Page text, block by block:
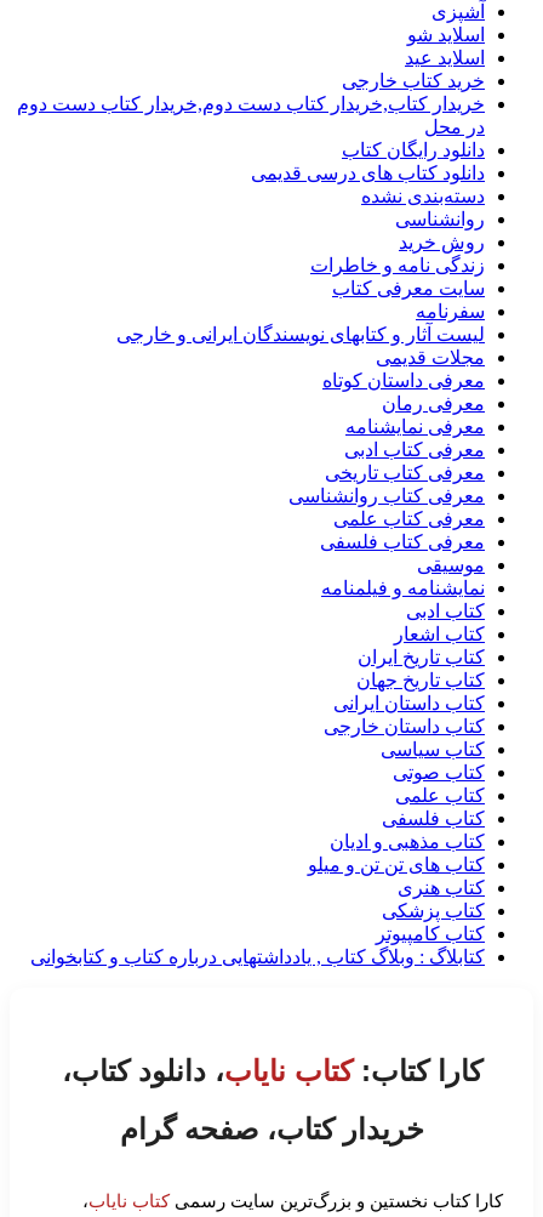
آشپزی
اسلاید شو
اسلاید عید
خرید کتاب خارجی
خریدار کتاب,خریدار کتاب دست دوم,خریدار کتاب دست دوم
در محل
دانلود رایگان کتاب
دانلود کتاب های درسی قدیمی
دسته‌بندی نشده
روانشناسی
روش خرید
زندگی نامه و خاطرات
سایت معرفی کتاب
سفرنامه
لیست آثار و کتابهای نویسندگان ایرانی و خارجی
مجلات قدیمی
معرفی داستان کوتاه
معرفی رمان
معرفی نمایشنامه
معرفی کتاب ادبی
معرفی کتاب تاریخی
معرفی کتاب روانشناسی
معرفی کتاب علمی
معرفی کتاب فلسفی
موسیقی
نمایشنامه و فیلمنامه
کتاب ادبی
کتاب اشعار
کتاب تاریخ ایران
کتاب تاریخ جهان
کتاب داستان ایرانی
کتاب داستان خارجی
کتاب سیاسی
کتاب صوتی
کتاب علمی
کتاب فلسفی
کتاب مذهبی و ادیان
کتاب های تن تن و میلو
کتاب هنری
کتاب پزشکی
کتاب کامپیوتر
کتابلاگ : وبلاگ کتاب , یادداشتهایی درباره کتاب و کتابخوانی
کارا کتاب:کتاب نایاب، دانلود کتاب،
خریدار کتاب، صفحه گرام
کارا کتاب نخستین و بزرگ‌ترین سایت رسمیکتاب نایاب،